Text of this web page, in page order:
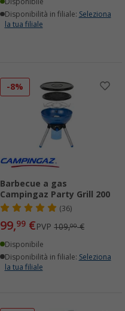
Disponibile
Disponibilità in filiale: Seleziona
la tua filiale
-8%
Barbecue a gas
Campingaz Party Grill 200
(36)
99,99 €PVP 109,00€
Disponibile
Disponibilità in filiale: Seleziona
la tua filiale